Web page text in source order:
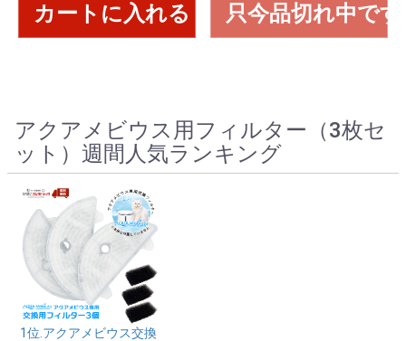
カートに入れる 只今品切れ中です
アクアメビウス用フィルター（3枚セ
ット）週間人気ランキング
1位.アクアメビウス交換